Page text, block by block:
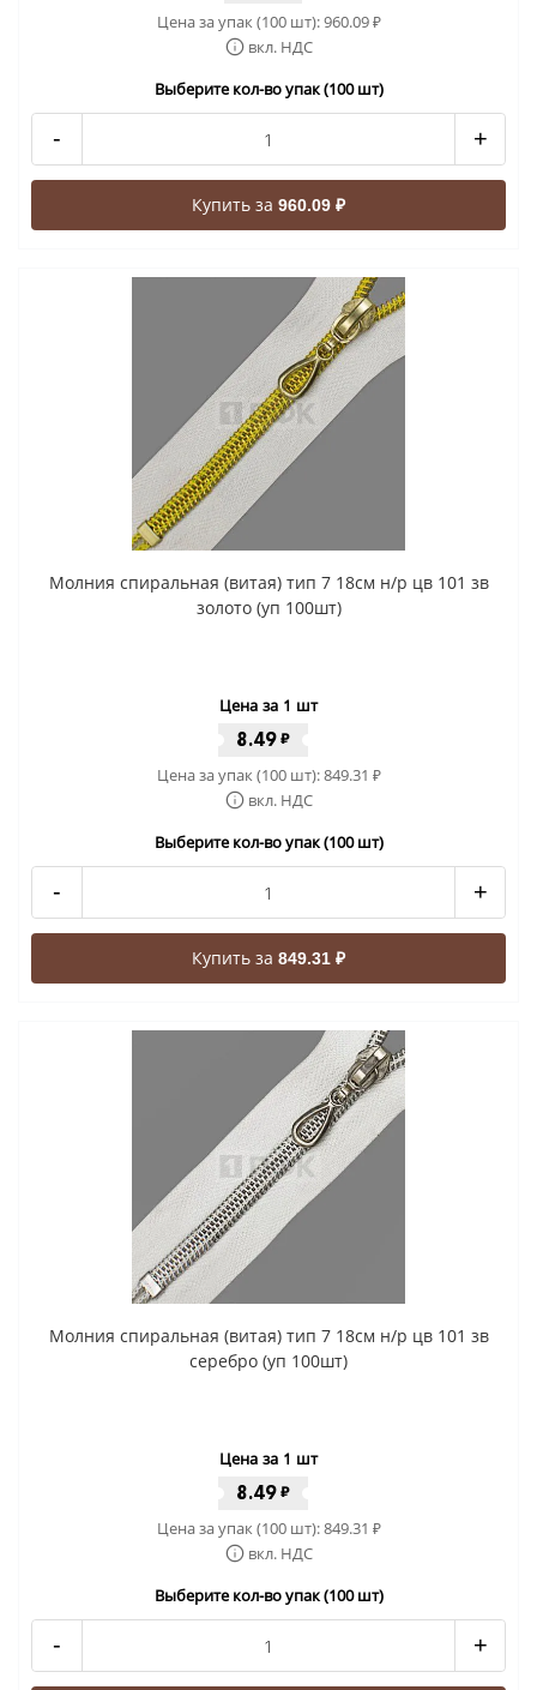
Цена за упак (100 шт):960.09₽
вкл. НДС
Выберите кол-во упак (100 шт)
- +
Купить за 960.09 ₽
Молния спиральная (витая) тип 7 18см н/р цв 101 зв
золото (уп 100шт)
Цена за 1 шт
8.49 ₽
Цена за упак (100 шт):849.31 ₽
вкл. НДС
Выберите кол-во упак (100 шт)
- +
Купить за 849.31 ₽
Молния спиральная (витая) тип 7 18см н/р цв 101 зв
серебро (уп 100шт)
Цена за 1 шт
8.49 ₽
Цена за упак (100 шт):849.31 ₽
вкл. НДС
Выберите кол-во упак (100 шт)
- +